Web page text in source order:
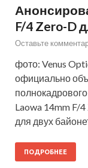
F/4 Zero-D
Оставьте
фото: Venus
официально
Laowa 14mm F/
для двух
ПОДРОБНЕЕ